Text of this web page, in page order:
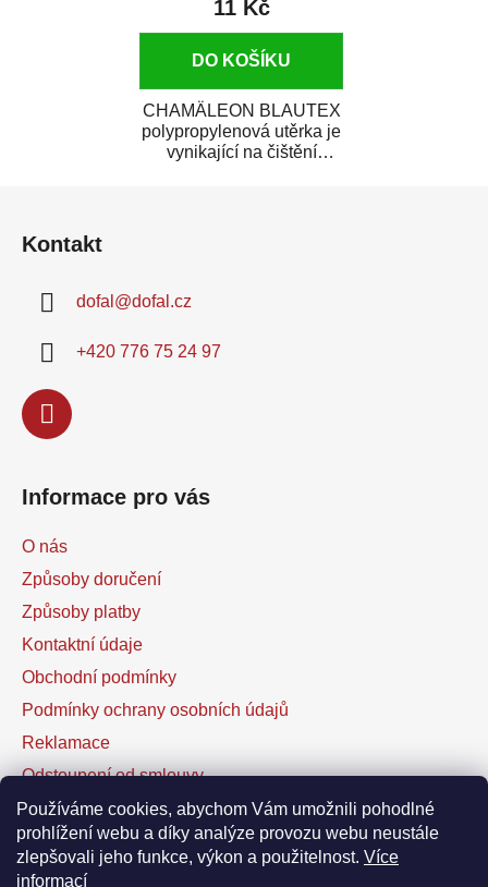
Používáme cookies, abychom Vám umožnili pohodlné
prohlížení webu a díky analýze provozu webu neustále
zlepšovali jeho funkce, výkon a použitelnost. Více
informací
11 Kč
DO KOŠÍKU
CHAMÄLEON BLAUTEX
polypropylenová utěrka je
vynikající na čištění
Kontakt
dofal @dofal.cz
+420 776 75 24 97
Informace pro vás
O nás
Způsoby doručení
Způsoby platby
Kontaktní údaje
Obchodní podmínky
Podmínky ochrany osobních údajů
Reklamace
Odstoupení od smlouvy
Kontaktní formulář